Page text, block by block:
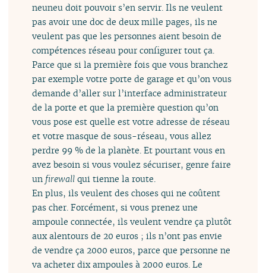
neuneu doit pouvoir s’en servir. Ils ne veulent
pas avoir une doc de deux mille pages, ils ne
veulent pas que les personnes aient besoin de
compétences réseau pour configurer tout ça.
Parce que si la première fois que vous branchez
par exemple votre porte de garage et qu’on vous
demande d’aller sur l’interface administrateur
de la porte et que la première question qu’on
vous pose est quelle est votre adresse de réseau
et votre masque de sous-réseau, vous allez
perdre 99 % de la planète. Et pourtant vous en
avez besoin si vous voulez sécuriser, genre faire
un firewall qui tienne la route.
En plus, ils veulent des choses qui ne coûtent
pas cher. Forcément, si vous prenez une
ampoule connectée, ils veulent vendre ça plutôt
aux alentours de 20 euros ; ils n’ont pas envie
de vendre ça 2000 euros, parce que personne ne
va acheter dix ampoules à 2000 euros. Le